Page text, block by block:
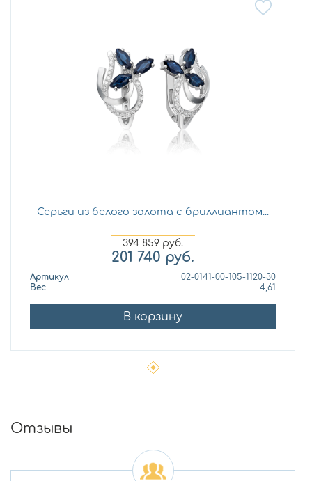
Серьги из белого золота с бриллиантом...
394 859руб.
201 740 руб.
Артикул
02-0141-00-105-1120-30
Вес
4,61
В корзину
Отзывы